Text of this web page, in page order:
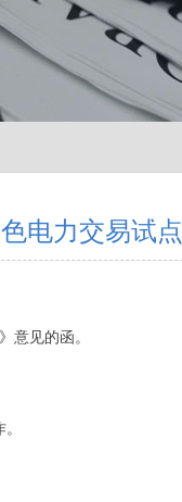
电力交易试点
意见的函。